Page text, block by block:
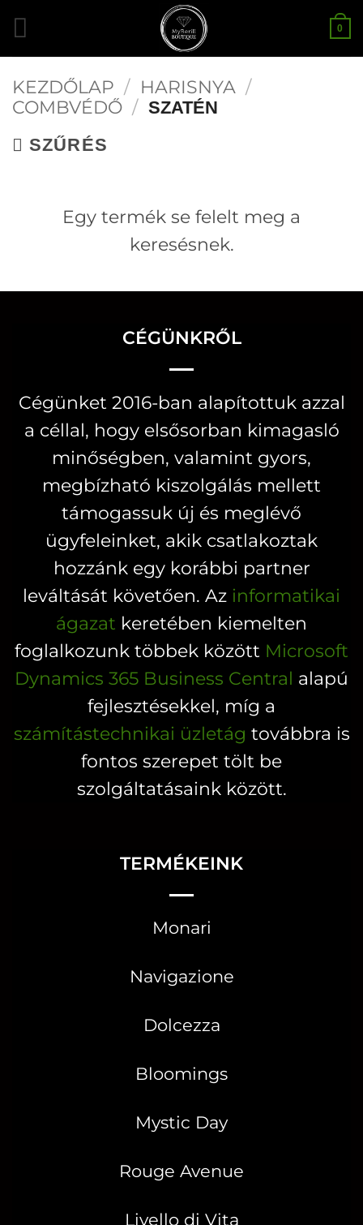
Skip
to
0
KEZDŐLAP / HARISNYA /
COMBVÉDŐ / SZATÉN
SZŰRÉS
Egy termék se felelt meg a
keresésnek.
CÉGÜNKRŐL
Cégünket 2016-ban alapítottuk azzal
a céllal, hogy elsősorban kimagasló
minőségben, valamint gyors,
megbízható kiszolgálás mellett
támogassuk új és meglévő
ügyfeleinket, akik csatlakoztak
hozzánk egy korábbi partner
leváltását követően. Az informatikai
ágazat keretében kiemelten
foglalkozunk többek között Microsoft
Dynamics 365 Business Central alapú
fejlesztésekkel, míg a
számítástechnikai üzletág továbbra is
fontos szerepet tölt be
szolgáltatásaink között.
TERMÉKEINK
Monari
Navigazione
Dolcezza
Bloomings
Mystic Day
Rouge Avenue
Livello di Vita